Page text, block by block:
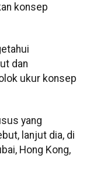
konsep
dan
ukur konsep
yang
lanjut dia, di
Hong Kong,